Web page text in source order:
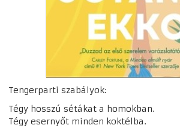
Tengerparti szabályok:
Tégy hosszú sétákat a homokban.
Tégy esernyőt minden koktélba.